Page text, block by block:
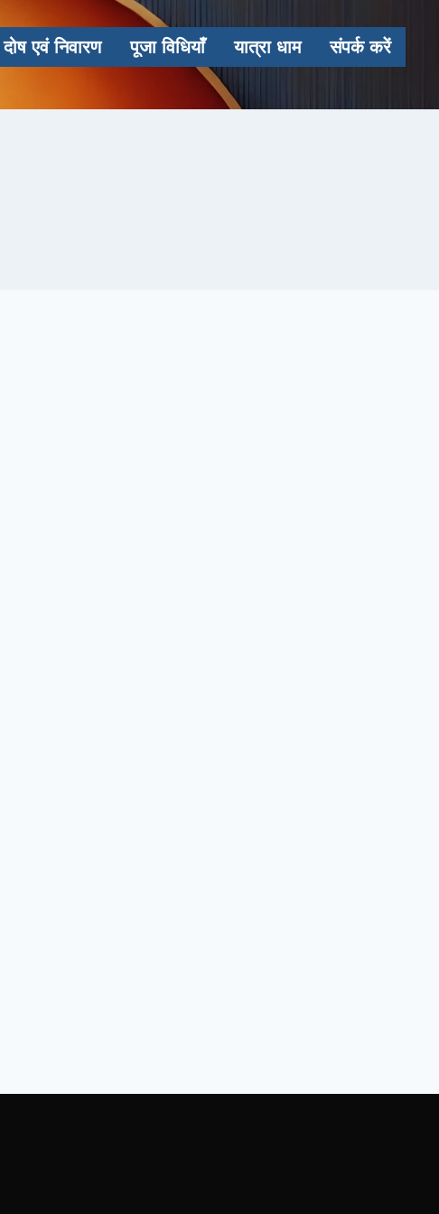
दोष एवं निवारण पूजा विधियाँ यात्रा धाम संपर्क करें